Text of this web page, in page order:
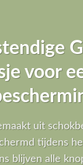
voor
uit
tijdens
blijven alle